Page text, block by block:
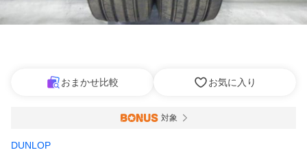
おまかせ比較 お気に入り
対象
DUNLOP